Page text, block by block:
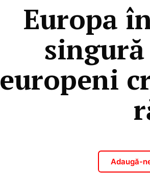
Europa
europeni
Adaugă-